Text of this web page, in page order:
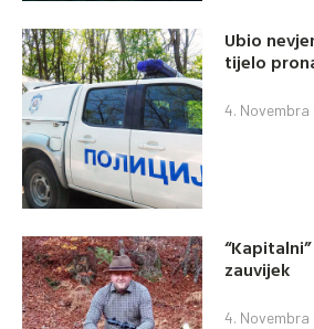
Ubio
tijelo
4. Novembra
zauvijek
4. Novembra